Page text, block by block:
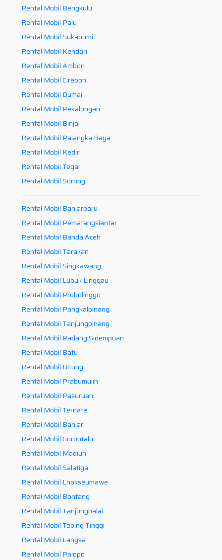
Rental Mobil Bengkulu
Rental Mobil Palu
Rental Mobil Sukabumi
Rental Mobil Kendari
Rental Mobil Ambon
Rental Mobil Cirebon
Rental Mobil Dumai
Rental Mobil Pekalongan
Rental Mobil Binjai
Rental Mobil Palangka Raya
Rental Mobil Kediri
Rental Mobil Tegal
Rental Mobil Sorong
Rental Mobil Banjarbaru
Rental Mobil Pematangsiantar
Rental Mobil Banda Aceh
Rental Mobil Tarakan
Rental Mobil Singkawang
Rental Mobil Lubuk Linggau
Rental Mobil Probolinggo
Rental Mobil Pangkalpinang
Rental Mobil Tanjungpinang
Rental Mobil Padang Sidempuan
Rental Mobil Batu
Rental Mobil Bitung
Rental Mobil Prabumulih
Rental Mobil Pasuruan
Rental Mobil Ternate
Rental Mobil Banjar
Rental Mobil Gorontalo
Rental Mobil Madiun
Rental Mobil Salatiga
Rental Mobil Lhokseumawe
Rental Mobil Bontang
Rental Mobil Tanjungbalai
Rental Mobil Tebing Tinggi
Rental Mobil Langsa
Rental Mobil Palopo